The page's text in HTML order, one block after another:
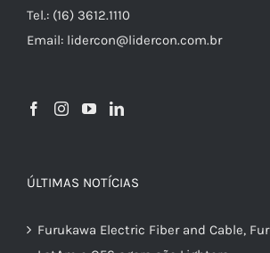
Tel.: (16) 3612.1110
Email: lidercon@lidercon.com.br
ÚLTIMAS NOTÍCIAS
Furukawa Electric Fiber and Cable,